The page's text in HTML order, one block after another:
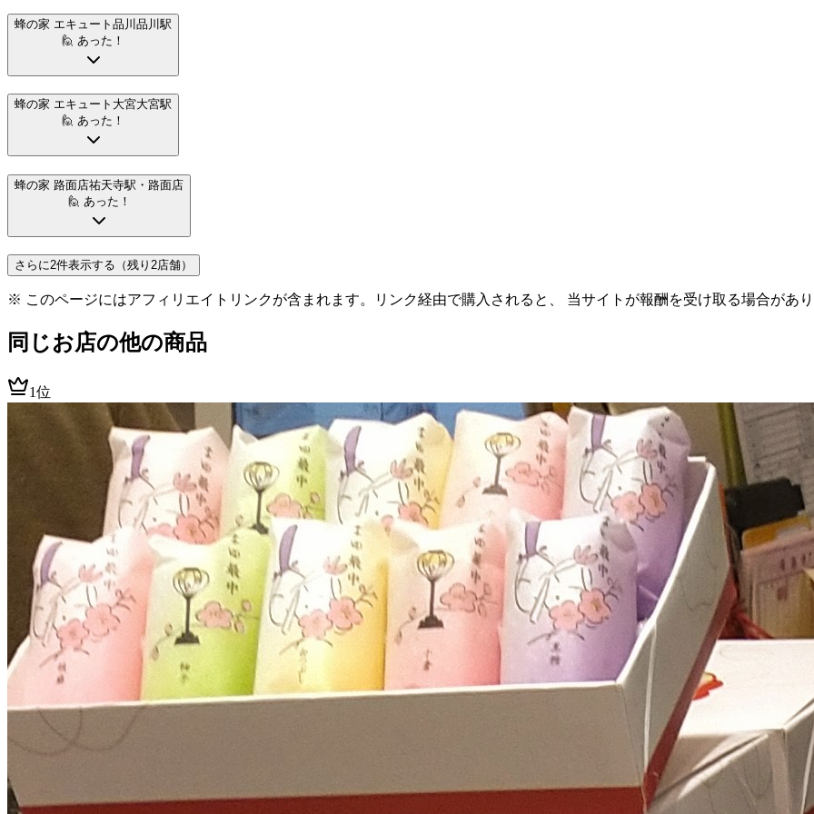
蜂の家 エキュート品川品川駅
🙋 あった！
蜂の家 エキュート大宮大宮駅
🙋 あった！
蜂の家 路面店祐天寺駅 ・路面店
🙋 あった！
さらに2件表示する（残り2店舗）
※ このページにはアフィリエイトリンクが含まれます。リンク経由で購入されると、 当サイトが報酬を受け取る場合があ
同じお店の他の商品
1位